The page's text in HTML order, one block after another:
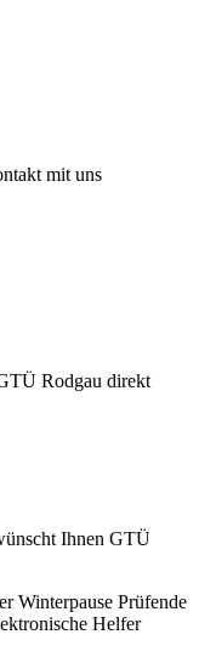
mit uns
Rodgau direkt
Winterpause Prüfende
Helfer